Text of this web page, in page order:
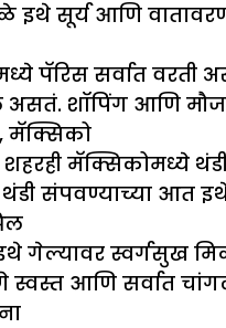
इथे सूर्य आणि
पॅरिस सर्वात
शॉपिंग आणि
, मॅक्सिको
मॅक्सिकोमध्ये
थंडी संपवण्याच्या आत
इथे गेल्यावर स्वर्गसुख
स्वस्त आणि सर्वात